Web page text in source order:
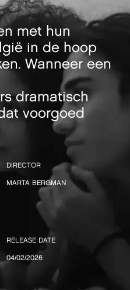
met hun
in de hoop
Wanneer een
dramatisch
voorgoed
DIRECTOR
MARTA BERGMAN
RELEASE DATE
04/02/2026